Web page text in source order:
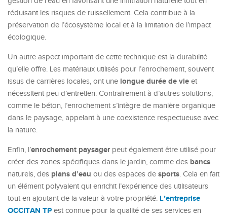
réduisant les risques de ruissellement. Cela contribue à la
préservation de l’écosystème local et à la limitation de l’impact
écologique.
Un autre aspect important de cette technique est la durabilité
qu’elle offre. Les matériaux utilisés pour l’enrochement, souvent
issus de carrières locales, ont une longue durée de vie et
nécessitent peu d’entretien. Contrairement à d’autres solutions,
comme le béton, l’enrochement s’intègre de manière organique
dans le paysage, appelant à une coexistence respectueuse avec
la nature.
Enfin, l’enrochement paysagerpeut également être utilisé pour
créer des zones spécifiques dans le jardin, comme des bancs
naturels, des plans d’eau ou des espaces de sports. Cela en fait
un élément polyvalent qui enrichit l’expérience des utilisateurs
tout en ajoutant de la valeur à votre propriété. L’entreprise
OCCITAN TP est connue pour la qualité de ses services en